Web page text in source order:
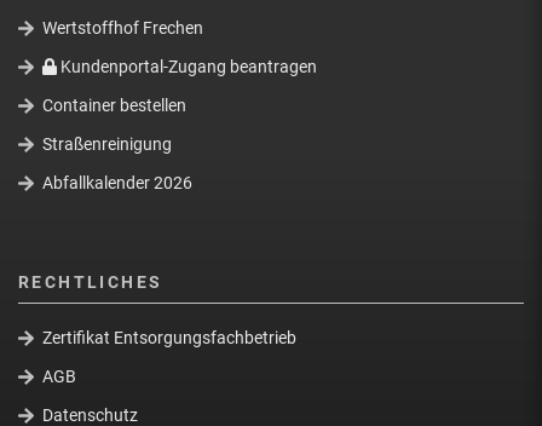
Wertstoffhof Frechen
Kundenportal-Zugang beantragen
Container bestellen
Straßenreinigung
Abfallkalender 2026
RECHTLICHES
Zertifikat Entsorgungsfachbetrieb
AGB
Datenschutz